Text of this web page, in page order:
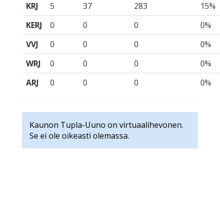
KRJ
5 37 283
15%
KERJ
0 0 0
0%
VVJ
0 0 0
0%
WRJ
0 0 0
0%
ARJ
0 0 0 0%
Kaunon Tupla-Uuno on virtuaalihevonen.
Se ei ole oikeasti olemassa.